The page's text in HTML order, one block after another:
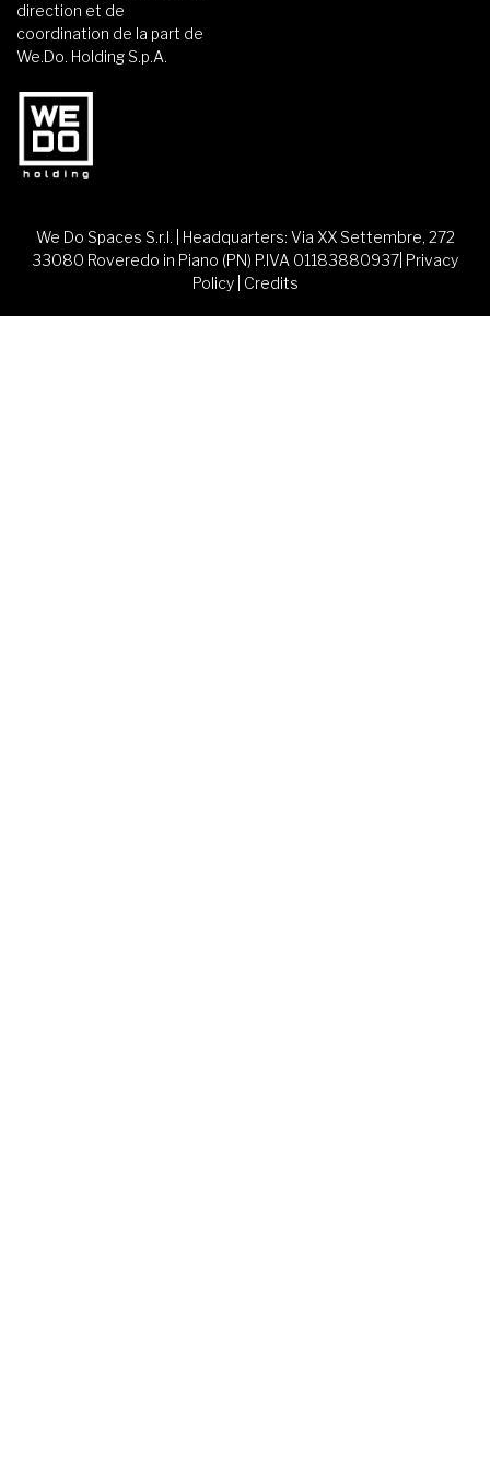
direction et de
coordination de la part de
We.Do. Holding S.p.A.
We Do Spaces S.r.l. | Headquarters: Via XX Settembre, 272
33080 Roveredo in Piano (PN) P.IVA 01183880937| Privacy
Policy| Credits